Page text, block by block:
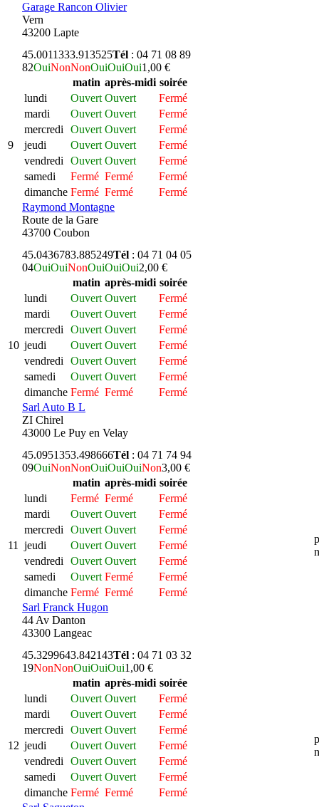
Garage Rancon Olivier
Vern
43200 Lapte
9
45.0011333.913525Tél : 04 71 08 89
82OuiNonNonOuiOuiOui1,00 €
matin après-midi soirée
lundi
Ouvert Ouvert
Fermé
mardi
Ouvert Ouvert
Fermé
mercredi
Ouvert Ouvert
Fermé
jeudi
Ouvert Ouvert
Fermé
vendredi
Ouvert Ouvert
Fermé
samedi
Fermé Fermé
Fermé
dimanche Fermé Fermé
Fermé
Raymond Montagne
Route de la Gare
43700 Coubon
10
45.0436783.885249Tél : 04 71 04 05
04OuiOuiNonOuiOuiOui2,00 €
matin après-midi soirée
lundi
Ouvert Ouvert
Fermé
mardi
Ouvert Ouvert
Fermé
mercredi
Ouvert Ouvert
Fermé
jeudi
Ouvert Ouvert
Fermé
vendredi
Ouvert Ouvert
Fermé
samedi
Ouvert Ouvert
Fermé
dimanche Fermé Fermé
Fermé
Sarl Auto B L
ZI Chirel
43000 Le Puy en Velay
11
45.0951353.498666Tél : 04 71 74 94
09OuiNonNonOuiOuiOuiNon3,00 €
matin après-midi soirée
lundi
Fermé Fermé
Fermé
mardi
Ouvert Ouvert
Fermé
mercredi
Ouvert Ouvert
Fermé
jeudi
Ouvert Ouvert
Fermé
vendredi
Ouvert Ouvert
Fermé
samedi
Ouvert Fermé
Fermé
dimanche Fermé Fermé
Fermé
Sarl Franck Hugon
44 Av Danton
43300 Langeac
12
45.3299643.842143Tél : 04 71 03 32
19NonNonOuiOuiOui1,00 €
matin après-midi soirée
lundi
Ouvert Ouvert
Fermé
mardi
Ouvert Ouvert
Fermé
mercredi
Ouvert Ouvert
Fermé
jeudi
Ouvert Ouvert
Fermé
vendredi
Ouvert Ouvert
Fermé
samedi
Ouvert Ouvert
Fermé
dimanche Fermé Fermé
Fermé